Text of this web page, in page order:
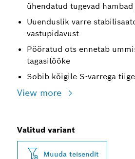
ühendatud tugevad
Uuenduslik varre
vastupidavust
Pööratud ots ennetab
tagasilööke
Sobib kõigile S-varrega
View more
Valitud variant
Muuda teisendit